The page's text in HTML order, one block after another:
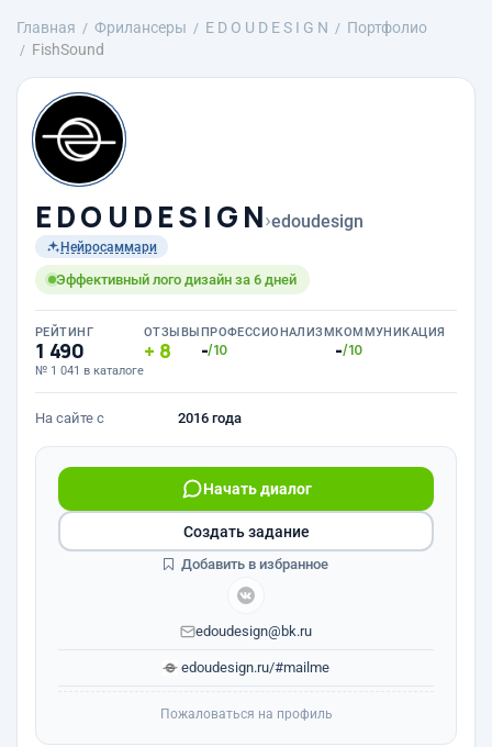
Главная Фрилансеры E D O U D E S I G N
Портфолио
FishSound
E D O U D E S I G N›edoudesign
Нейросаммари
Эффективный лого дизайн за 6 дней
РЕЙТИНГ
1 490
№ 1 041 в каталоге
ОТЗЫВЫ
8
ПРОФЕССИОНАЛИЗМ
-/10
КОММУНИКАЦИЯ
-/10
На сайте с 2016 года
Начать диалог
edoudesign@bk.ru
edoudesign.ru/#mailme
Создать задание
Добавить в избранное
Пожаловаться на профиль